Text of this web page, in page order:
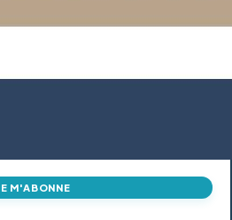
M'ABONNE